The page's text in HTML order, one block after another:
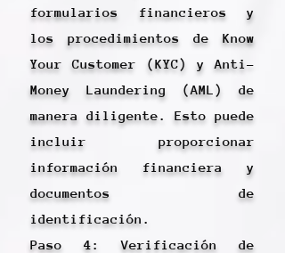
formularios financieros y
los procedimientos de Know
Your Customer (KYC) y Anti-
Money Laundering (AML) de
manera diligente. Esto puede
incluir proporcionar
información financiera y
documentos de
identificación.
Paso 4: Verificación de